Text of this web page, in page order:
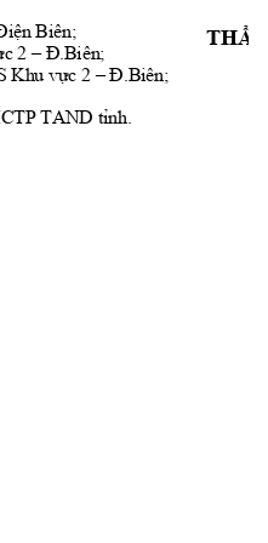
n Biên;
c 2 – Đ.Biên;
Khu vực 2 – Đ.Biên;
TAND tỉnh.
THẨ